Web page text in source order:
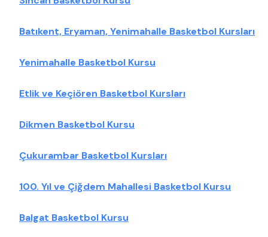
Batıkent, Eryaman, Yenimahalle Basketbol Kursları
Yenimahalle Basketbol Kursu
Etlik ve Keçiören Basketbol Kursları
Dikmen Basketbol Kursu
Çukurambar Basketbol Kursları
100. Yıl ve Çiğdem Mahallesi Basketbol Kursu
Balgat Basketbol Kursu